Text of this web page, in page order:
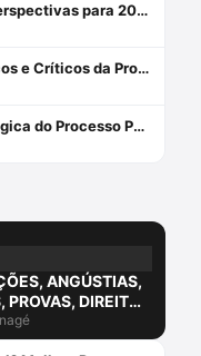
Impacto do Juiz das Garantias e perspectivas para 2024 com Alexandre Morais da Rosa e Aury Lopes Jr
Aury Lopes Jr e os Aspectos Práticos e Críticos da Prova Penal
Players - OficIA - A Leitura Estratégica do Processo Penal com Alexandre Morais da Rosa
ANGÚSTIAS,
PROVAS, DIREITO
COMPREENSÃO